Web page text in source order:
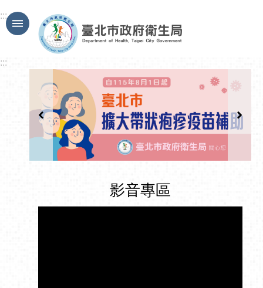
跳到主要內容區塊
:::
:::
影音專區